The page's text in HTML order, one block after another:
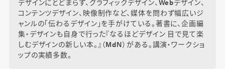
デザインにとどまらず、グラフィックデザイン、Webデザイン、
コンテンツデザイン、映像制作など、媒体を問わず幅広いジ
ャンルの「伝わるデザイン」を手がけている。著書に、企画編
集・デザインも自身で行った『なるほどデザイン 目で見て楽
しむデザインの新しい本。』（MdN）がある。講演・ワークショ
ップの実績多数。